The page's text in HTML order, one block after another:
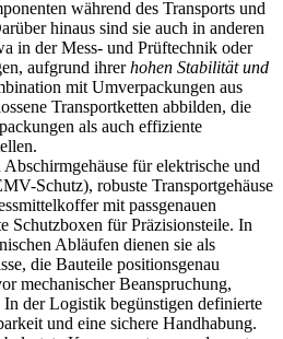
während des Transports und
hinaus sind sie auch in anderen
in der Mess- und Prüftechnik oder
aufgrund ihrerhohen Stabilität und
mit Umverpackungen aus
Transportketten abbilden, die
als auch effiziente
für elektrische und
Schutz), robuste Transportgehäuse
mit passgenauen
Schutzboxen für Präzisionsteile. In
Abläufen dienen sie als
die Bauteile positionsgenau
mechanischer Beanspruchung,
In der Logistik begünstigen definierte
und eine sichere Handhabung.